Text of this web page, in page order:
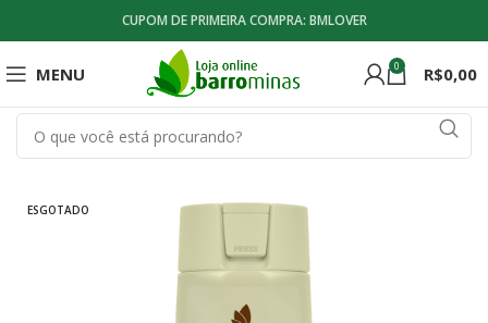
CUPOM DE PRIMEIRA COMPRA: BMLOVER
MENU 0 R$0,00
ESGOTADO